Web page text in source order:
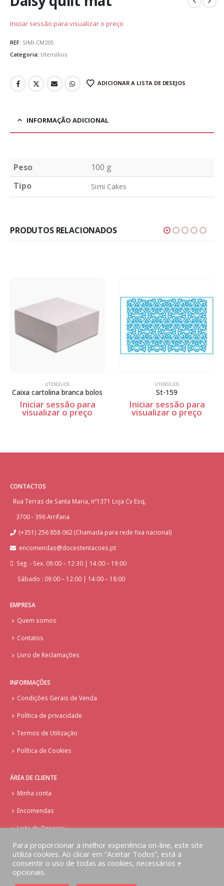
Iniciar sessão para visualizar o preço
REF: SIMI-CM205
Categoria: Utensílios
ADICIONAR A LISTA DE DESEJOS
INFORMAÇÃO ADICIONAL
Peso
100 g
Tipo
Simi Cakes
PRODUTOS RELACIONADOS
UTENSÍLIOS
Caixa cartolina branca bolos
Iniciar sessão para
visualizar o preço
UTENSÍLIOS
St-159
Iniciar sessão para
visualizar o preço
CONTACTOS
Rua Terras de Santa Maria, nº1371 Loja Cv Esq,
3700 - 396 Arrifana
(+351) 256 858 062 (Chamada para rede fixa nacional)
encomendas@docestentacoes.pt
Seg. - Sex. 09:00 – 12:30 | 14:00 – 19:00
Sábado : 09:00 – 12:00 | 14:00 – 18:00
EMPRESA
Quem somos
Contatos
Livro de Reclamações
INFORMAÇÕES
Condições Gerais de Venda
Política de privacidade
Termos de Utilização
Política de Cookies
ÁREA DE CLIENTE
Minha conta
Encomendas
Lista de Desejos
© Copyright - Doces Tentações - Cake Design
Para proporcionar a melhor experiência on-line, este site
utiliza cookies. Ao clicar em “Aceitar Todos”, está a
consentir o uso de todas as cookies, necessários e
opcionais.